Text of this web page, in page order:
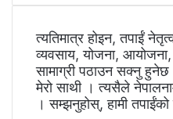
त्यतिमात्र होइन, तपाईं
व्यवसाय, योजना, आयोजना,
सामाग्री पठाउन सक्नु हुनेछ
मेरो साथी । त्यसैले
। सम्झनुहोस्, हामी तपाईंको